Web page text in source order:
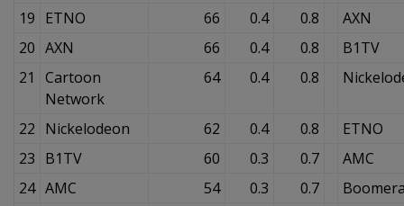
19 ETNO 66 0.4 0.8
AXN
20 AXN 66 0.4 0.8
B1TV
21
Cartoon
Network
64 0.4 0.8
22 Nickelodeon 62 0.4 0.8
ETNO
23 B1TV 60 0.3 0.7
AMC
24 AMC 54 0.3 0.7